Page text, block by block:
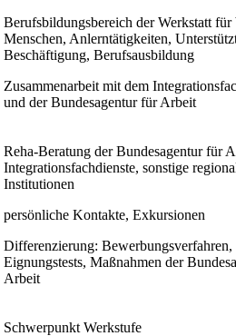
Berufsbildungsbereich der Werkstatt für
Menschen, Anlerntätigkeiten,
Beschäftigung, Berufsausbildung
Zusammenarbeit mit dem
und der Bundesagentur für Arbeit
Reha-Beratung der Bundesagentur für
Integrationsfachdienste, sonstige
Institutionen
persönliche Kontakte, Exkursionen
Differenzierung: Bewerbungsverfahren,
Eignungstests, Maßnahmen der
Arbeit
Schwerpunkt Werkstufe